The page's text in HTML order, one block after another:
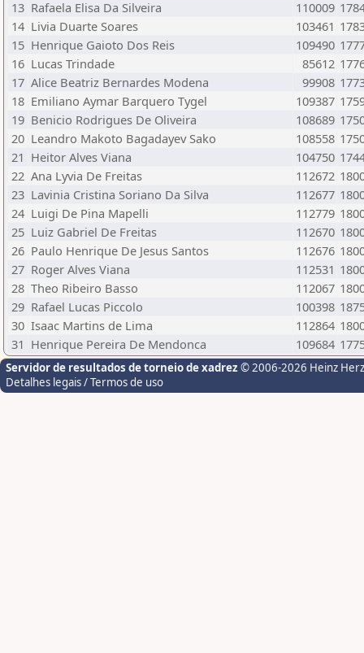
13 Rafaela Elisa Da Silveira 110009
14 Livia Duarte Soares 103461
15 Henrique Gaioto Dos Reis 109490
16 Lucas Trindade 85612
17 Alice Beatriz Bernardes Modena 99908
18 Emiliano Aymar Barquero Tygel 109387
19 Benicio Rodrigues De Oliveira 108689
20 Leandro Makoto Bagadayev Sako 108558
21 Heitor Alves Viana 104750
22 Ana Lyvia De Freitas 112672
23 Lavinia Cristina Soriano Da Silva 112677
24 Luigi De Pina Mapelli 112779
25 Luiz Gabriel De Freitas 112670
26 Paulo Henrique De Jesus Santos 112676
27 Roger Alves Viana 112531
28 Theo Ribeiro Basso 112067
29 Rafael Lucas Piccolo 100398
30 Isaac Martins de Lima 112864
31 Henrique Pereira De Mendonca 109684
Servidor de resultados de torneio de xadrez © 2006-2026 Heinz
Detalhes legais / Termos de uso